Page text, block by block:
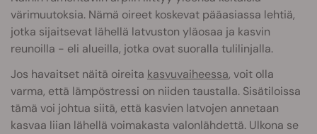
värimuutoksia. Nämä oireet koskevat pääasiassa lehtiä,
jotka sijaitsevat lähellä latvuston yläosaa ja kasvin
reunoilla - eli alueilla, jotka ovat suoralla tulilinjalla.
Jos havaitset näitä oireita kasvuvaiheessa, voit olla
varma, että lämpöstressi on niiden taustalla. Sisätiloissa
tämä voi johtua siitä, että kasvien latvojen annetaan
kasvaa liian lähellä voimakasta valonlähdettä. Ulkona se